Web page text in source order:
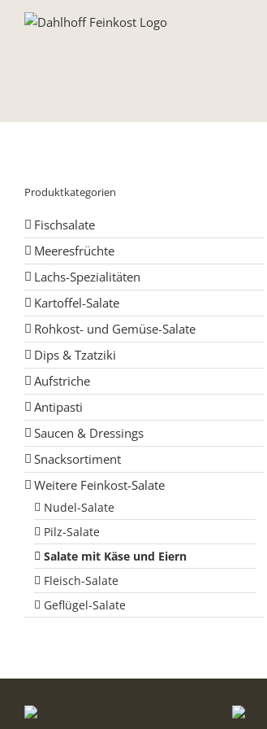
Produktkategorien
Fischsalate
Meeresfrüchte
Lachs-Spezialitäten
Kartoffel-Salate
Rohkost- und Gemüse-Salate
Dips & Tzatziki
Aufstriche
Antipasti
Saucen & Dressings
Snacksortiment
Weitere Feinkost-Salate
Nudel-Salate
Pilz-Salate
Salate mit Käse und Eiern
Fleisch-Salate
Geflügel-Salate